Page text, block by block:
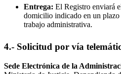
Entrega: El Registro enviará
domicilio indicado en un plazo
trabajo administrativa.
4.- Solicitud por vía
Sede Electrónica de la